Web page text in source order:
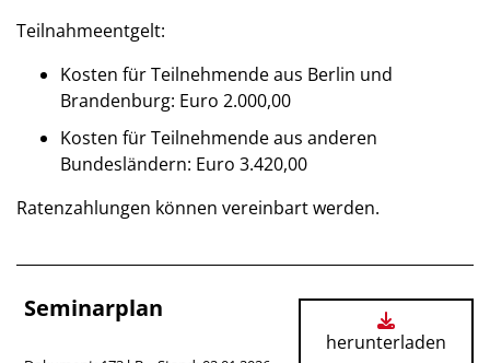
Teilnahmeentgelt:
Kosten für Teilnehmende aus Berlin und
Brandenburg: Euro 2.000,00
Kosten für Teilnehmende aus anderen
Bundesländern: Euro 3.420,00
Ratenzahlungen können vereinbart werden.
Seminarplan
herunterladen